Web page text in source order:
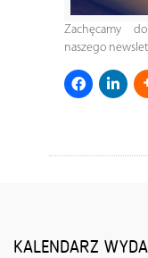
Zachęcamy
naszego
KALENDARZ